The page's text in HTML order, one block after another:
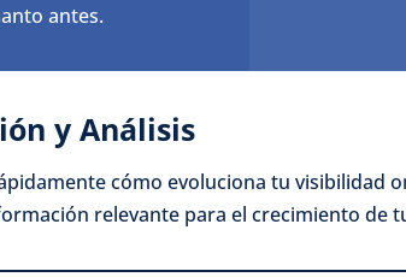
antes.
y Análisis
cómo evoluciona tu visibilidad
relevante para el crecimiento de